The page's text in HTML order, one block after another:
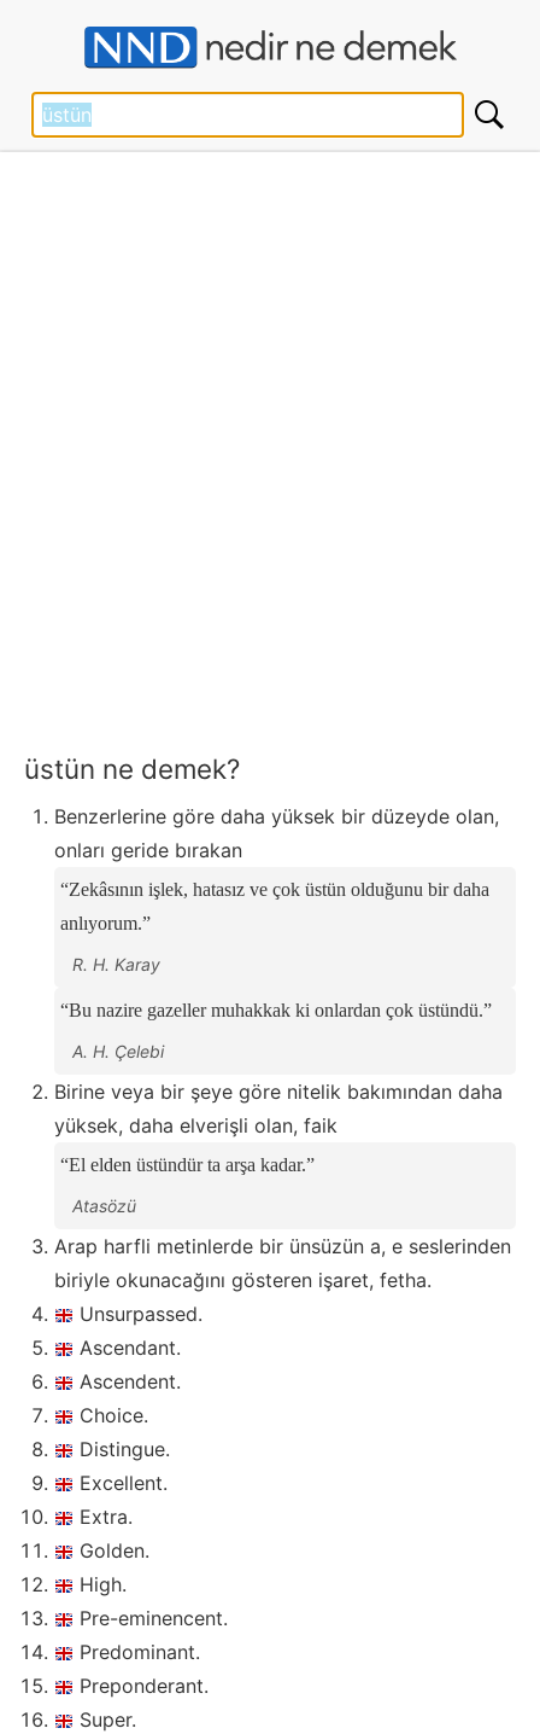
üstün ne demek?
Benzerlerine göre daha yüksek bir düzeyde olan,
onları geride bırakan
Zekâsının işlek, hatasız ve çok üstün olduğunu bir daha
anlıyorum.
R. H. Karay
Bu nazire gazeller muhakkak ki onlardan çok üstündü.
A. H. Çelebi
Birine veya bir şeye göre nitelik bakımından daha
yüksek, daha elverişli olan, faik
El elden üstündür ta arşa kadar.
Atasözü
Arap harfli metinlerde bir ünsüzün a, e seslerinden
biriyle okunacağını gösteren işaret, fetha.
Unsurpassed.
Ascendant.
Ascendent.
Choice.
Distingue.
Excellent.
Extra.
Golden.
High.
Pre-eminencent.
Predominant.
Preponderant.
Super.